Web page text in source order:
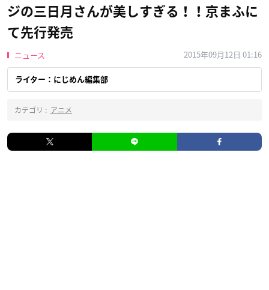
ジの三日月さんが美しすぎる！！京まふに
て先行発売
ニュース 2015年09月12日 01:16
ライター：にじめん編集部
カテゴリ : アニメ